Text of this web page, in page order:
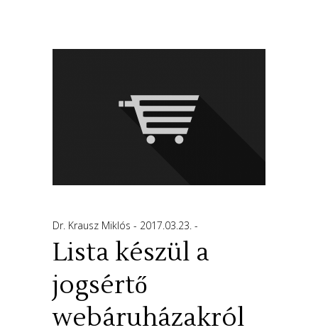
Dr. Krausz Miklós 2017.03.23.
Lista készül a
jogsértő
webáruházakról